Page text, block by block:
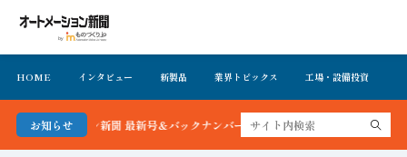
HOME インタビュー 新製品 業界トピックス 工場・設備投資
お知らせ
メーション新聞 最新号＆バックナンバーを無料で公開中 詳細はこちら